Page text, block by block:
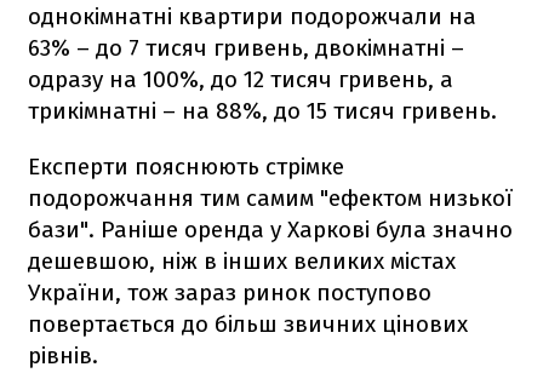
однокімнатні квартири подорожчали на
63% – до 7 тисяч гривень, двокімнатні –
одразу на 100%, до 12 тисяч гривень, а
трикімнатні – на 88%, до 15 тисяч гривень.
Експерти пояснюють стрімке
подорожчання тим самим "ефектом низької
бази". Раніше оренда у Харкові була значно
дешевшою, ніж в інших великих містах
України, тож зараз ринок поступово
повертається до більш звичних цінових
рівнів.